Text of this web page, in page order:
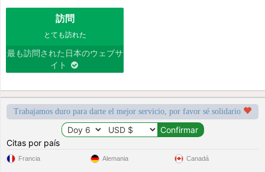
訪問
とても訪れた
最も訪問された日本のウェブサ
イト
Trabajamos duro para darte el mejor servicio, por favor sé solidario
Citas por país
Francia Alemania Canadá